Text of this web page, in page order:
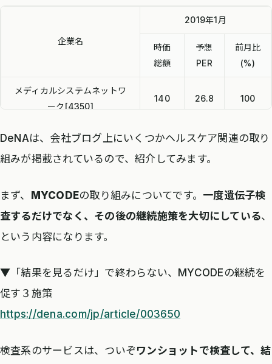
企業名
2019年1月
時価
総額
予想
PER
前月比
(%)
メディカルシステムネットワ
ーク[4350]
140 26.8 100
エムティーアイ[9438] 380 23.1 104
DeNA[2432] 2,760 24.2
メディカルネット[3645] 78
DeNAは、会社ブログ上にいくつかヘルスケア関連の取り
組みが掲載されているので、紹介してみます。
まず、 MYCODEの取り組みについてです。 一度遺伝子検
査するだけでなく、その後の継続施策を大切にしている、
という内容になります。
▼「結果を見るだけ」で終わらない、MYCODEの継続を
促す３施策
https://dena.com/jp/article/003650
検査系のサービスは、ついぞワンショットで検査して、結